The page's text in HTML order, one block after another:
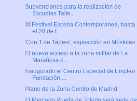
Subvenciones para la realización de
Escuelas Talle...
XI Festival Escena Contemporánea, hasta
el 20 de f...
'Con T de Tàpies', exposición en Móstoles
El nuevo acceso a la zona militar de La
Marañosa d...
Inaugurado el Centro Especial de Empleo
Fundación ...
Plano de la Zona Centro de Madrid